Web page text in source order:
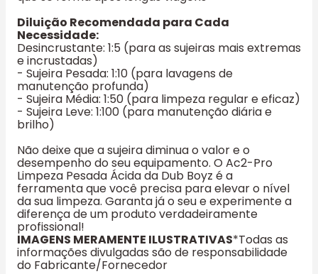
Diluição Recomendada para Cada
Necessidade:
Desincrustante: 1:5 (para as sujeiras mais extremas
e incrustadas)
- Sujeira Pesada: 1:10 (para lavagens de
manutenção profunda)
- Sujeira Média: 1:50 (para limpeza regular e eficaz)
- Sujeira Leve: 1:100 (para manutenção diária e
brilho)
Não deixe que a sujeira diminua o valor e o
desempenho do seu equipamento. O Ac2-Pro
Limpeza Pesada Ácida da Dub Boyz é a
ferramenta que você precisa para elevar o nível
da sua limpeza. Garanta já o seu e experimente a
diferença de um produto verdadeiramente
profissional!
IMAGENS MERAMENTE ILUSTRATIVAS*Todas as
informações divulgadas são de responsabilidade
do Fabricante/Fornecedor